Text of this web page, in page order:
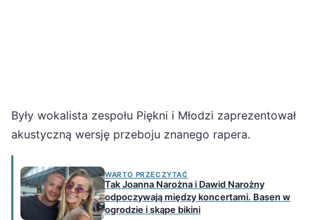
Były wokalista zespołu Piękni i Młodzi zaprezentował
akustyczną wersję przeboju znanego rapera.
WARTO PRZECZYTAĆ
Tak Joanna Narożna i Dawid Narożny
odpoczywają między koncertami. Basen w
ogrodzie i skąpe bikini